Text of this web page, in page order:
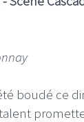
boudé ce